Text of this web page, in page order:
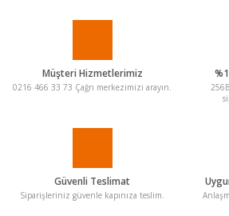
Müşteri Hizmetlerimiz
0216 466 33 73 Çağrı merkezimizi arayın.
Güvenli Teslimat
Siparişleriniz güvenle kapınıza teslim.